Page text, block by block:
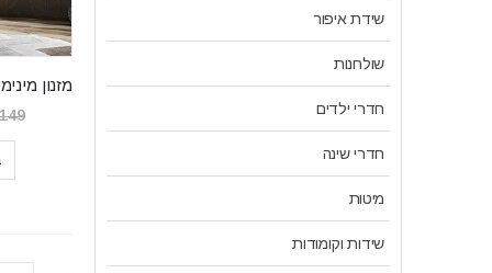
שידת איפור
שולחנות
חדרי ילדים
חדרי שינה
מיטות
שידות וקומודות